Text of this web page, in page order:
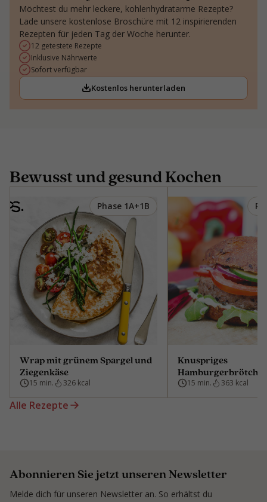
Möchtest du mehr leckere, kohlenhydratarme Rezepte?
Lade unsere kostenlose Broschüre mit 12 inspirierenden
Rezepten für jeden Tag der Woche herunter.
12 getestete Rezepte
Inklusive Nährwerte
Sofort verfügbar
Kostenlos herunterladen
Bewusst und gesund Kochen
Phase 1A+1B
Wrap mit grünem Spargel und
Ziegenkäse
15 min. 326 kcal
Knuspriges
15 min. 363 kcal
Alle Rezepte
Abonnieren Sie jetzt unseren Newsletter
Melde dich für unseren Newsletter an. So erhältst du